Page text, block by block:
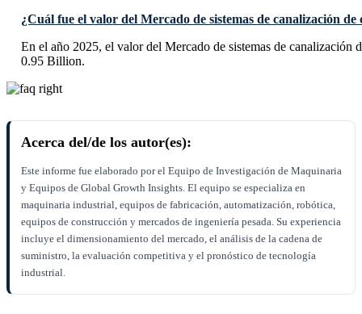
¿Cuál fue el valor del Mercado de sistemas de canalización de
En el año 2025, el valor del Mercado de sistemas de canalización
0.95 Billion.
Acerca del/de los autor(es):
Este informe fue elaborado por el Equipo de Investigación de Maquinaria
y Equipos de Global Growth Insights. El equipo se especializa en
maquinaria industrial, equipos de fabricación, automatización, robótica,
equipos de construcción y mercados de ingeniería pesada. Su experiencia
incluye el dimensionamiento del mercado, el análisis de la cadena de
suministro, la evaluación competitiva y el pronóstico de tecnología
industrial.